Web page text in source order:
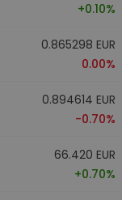
+0.10%
0.865298 EUR
0.00%
0.894614 EUR
-0.70%
66.420 EUR
+0.70%